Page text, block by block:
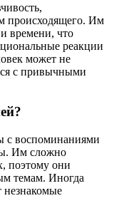
происходящего. Им
времени, что
реакции
может не
с привычными
с воспоминаниями
Им сложно
поэтому они
темам. Иногда
незнакомые